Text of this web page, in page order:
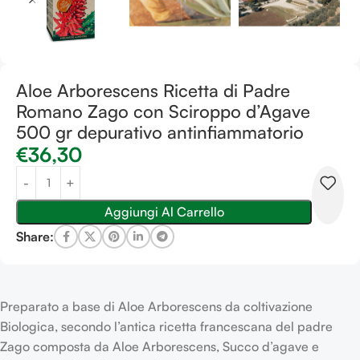
Aloe Arborescens Ricetta di Padre
Romano Zago con Sciroppo d’Agave
500 gr depurativo antinfiammatorio
€36,30
Aggiungi Al Carrello
Share:
Preparato a base di Aloe Arborescens da coltivazione
Biologica, secondo l’antica ricetta francescana del padre
Zago composta da Aloe Arborescens, Succo d’agave e